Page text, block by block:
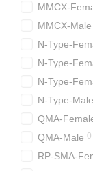
MMCX-
MMCX-Male
N-Type-
N-Type-
N-Type-
N-Type-Male
QMA-
QMA-Male 0
RP-SMA-